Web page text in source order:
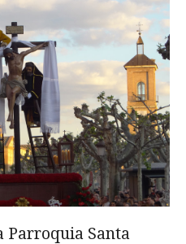
Parroquia Santa